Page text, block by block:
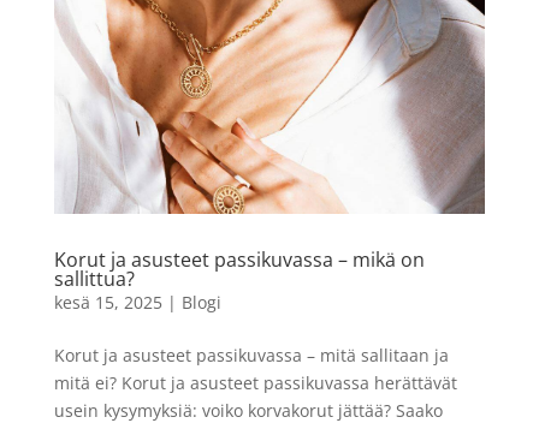
Korut ja asusteet passikuvassa – mikä on
sallittua?
kesä 15, 2025| Blogi
Korut ja asusteet passikuvassa – mitä sallitaan ja
mitä ei? Korut ja asusteet passikuvassa herättävät
usein kysymyksiä: voiko korvakorut jättää? Saako
Varta paristo V4034/LR44
4,49€ + LISÄÄ